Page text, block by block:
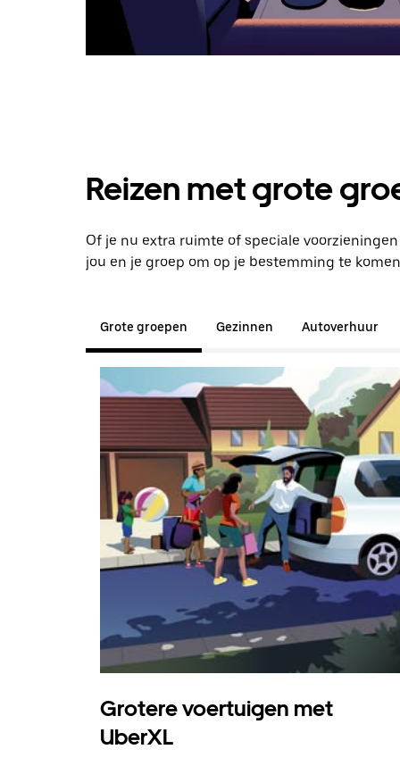
Reizen met grote
Of je nu extra ruimte of speciale
jou en je groep om op je bestemming te
Grote groepen Gezinnen Autoverhuur
Grotere voertuigen met
UberXL